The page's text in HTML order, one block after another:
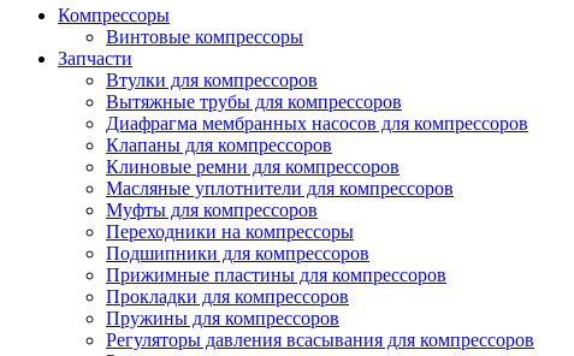
Компрессоры
Винтовые компрессоры
Запчасти
Втулки для компрессоров
Вытяжные трубы для компрессоров
Диафрагма мембранных насосов для компрессоров
Клапаны для компрессоров
Клиновые ремни для компрессоров
Масляные уплотнители для компрессоров
Муфты для компрессоров
Переходники на компрессоры
Подшипники для компрессоров
Прижимные пластины для компрессоров
Прокладки для компрессоров
Пружины для компрессоров
Регуляторы давления всасывания для компрессоров